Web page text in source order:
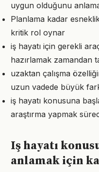
uygun olduğunu
Planlama kadar
kritik rol oynar
iş hayatı için gerekli
hazırlamak zamandan
uzaktan çalışma
uzun vadede büyük
iş hayatı konusuna
araştırma yapmak
Iş hayatı
anlamak için